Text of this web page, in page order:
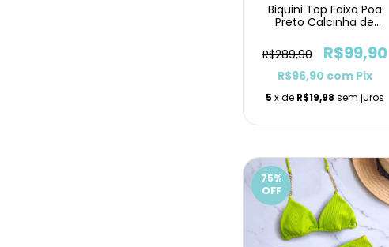
Biquini Top Faixa Poa
Preto Calcinha de
R$289,90
R$99,90
R$96,90 com Pix
5 x de R$19,98 sem juros
75%
OFF